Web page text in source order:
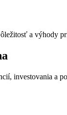
investovania a